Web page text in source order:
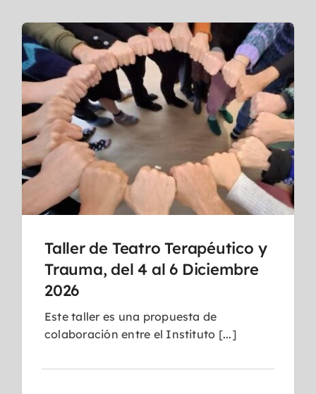
Taller de Teatro Terapéutico y
Trauma, del 4 al 6 Diciembre
2026
Este taller es una propuesta de
colaboración entre el Instituto [...]